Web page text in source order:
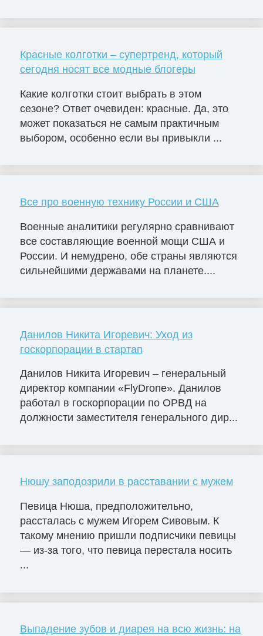
Красные колготки – супертренд, который
сегодня носят все модные блогеры
Какие колготки стоит выбрать в этом
сезоне? Ответ очевиден: красные. Да, это
может показаться не самым практичным
выбором, особенно если вы привыкли ...
Все про военную технику России и США
Военные аналитики регулярно сравнивают
все составляющие военной мощи США и
России. И немудрено, обе страны являются
сильнейшими державами на планете....
Данилов Никита Игоревич: Уход из
госкорпорации в стартап
Данилов Никита Игоревич – генеральный
директор компании «FlyDrone». Данилов
работал в госкорпорации по ОРВД на
должности заместителя генерального дир...
Нюшу заподозрили в расставании с мужем
Певица Нюша, предположительно,
рассталась с мужем Игорем Сивовым. К
такому мнению пришли подписчики певицы
— из-за того, что певица перестала носить
...
Выпадение зубов и диарея на всю жизнь: на